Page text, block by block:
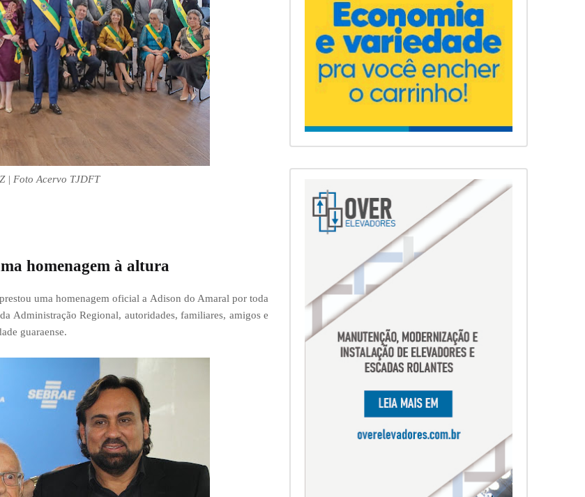
| Foto Acervo TJDFT
homenagem à altura
uma homenagem oficial a Adison do Amaral por toda
Administração Regional, autoridades, familiares, amigos e
guaraense.